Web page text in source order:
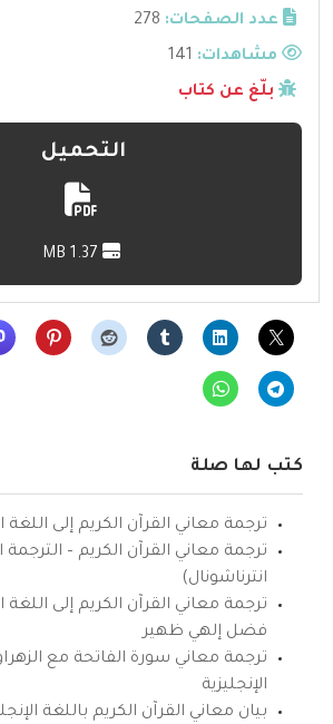
عدد الصفحات: 278
مشاهدات:
بلّغ عن كتاب
التحميل
كتب لها صلة
ترجمة معاني القرآن الكريم إلى اللغة
ترجمة معاني القرآن الكريم – الترجمة
انترناشونال)
ترجمة معاني القرآن الكريم إلى اللغة
فضل إلهي ظهير
ترجمة معاني سورة الفاتحة مع
الإنجليزية
بيان معاني القرآن الكريم باللغة